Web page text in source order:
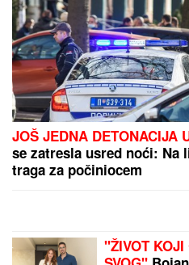
MINA VRBAŠKI
Progovorila o svadbi sa